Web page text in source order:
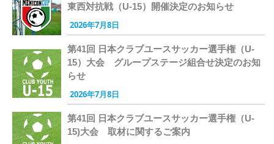
東西対抗戦（U-15）開催決定のお知らせ
2026年7月8日
第41回 日本クラブユースサッカー選手権（U-
15）大会 グループステージ組合せ決定のお知
らせ
2026年7月8日
第41回 日本クラブユースサッカー選手権（U-
15)大会 取材に関するご案内